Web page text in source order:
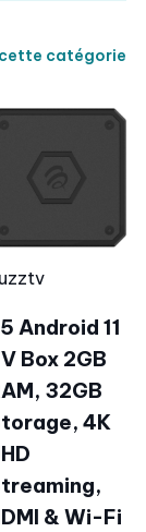
cette catégorie
Android 11
Box 2GB
32GB
4K
& Wi-Fi